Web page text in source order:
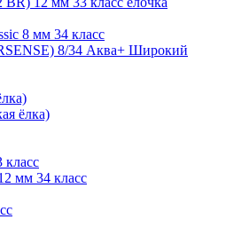
8 мм 34 класс
8/34 Аква+ Широкий
ёлка)
класс
мм 34 класс